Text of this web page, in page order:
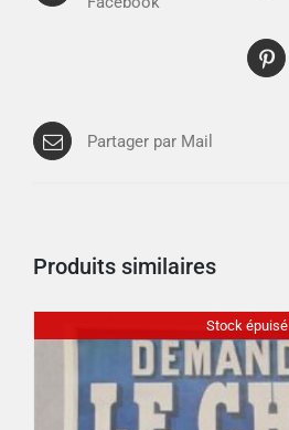
Partager par Mail
Produits similaires
Stock épuisé